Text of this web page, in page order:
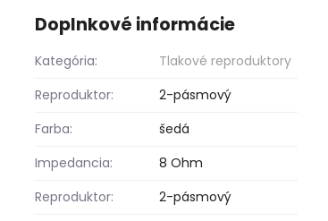
Doplnkové informácie
Kategória:
Tlakové reproduktory
Reproduktor:
2-pásmový
Farba:
šedá
Impedancia:
8 Ohm
Reproduktor:
2-pásmový